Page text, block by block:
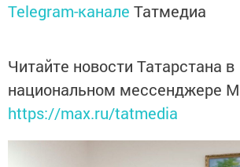
Telegram-канале Татмедиа
Читайте новости Татарстана в
национальном мессенджере
https://max.ru/tatmedia